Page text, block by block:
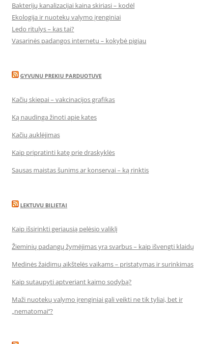
Bakterijų kanalizacijai kaina skiriasi – kodėl
Ekologija ir nuotekų valymo įrenginiai
Ledo ritulys – kas tai?
Vasarinės padangos internetu – kokybė pigiau
GYVUNU PREKIU PARDUOTUVE
Kačių skiepai – vakcinacijos grafikas
Ką naudinga žinoti apie kates
Kačių auklėjimas
Kaip pripratinti katę prie draskyklės
Sausas maistas šunims ar konservai – ką rinktis
LEKTUVU BILIETAI
Kaip išsirinkti geriausią pelėsio valiklį
Žieminių padangų žymėjimas yra svarbus – kaip išvengti klaidų
Medinės žaidimų aikštelės vaikams – pristatymas ir surinkimas
Kaip sutaupyti aptveriant kaimo sodybą?
Maži nuotekų valymo įrenginiai gali veikti ne tik tyliai, bet ir
„nematomai‘‘?